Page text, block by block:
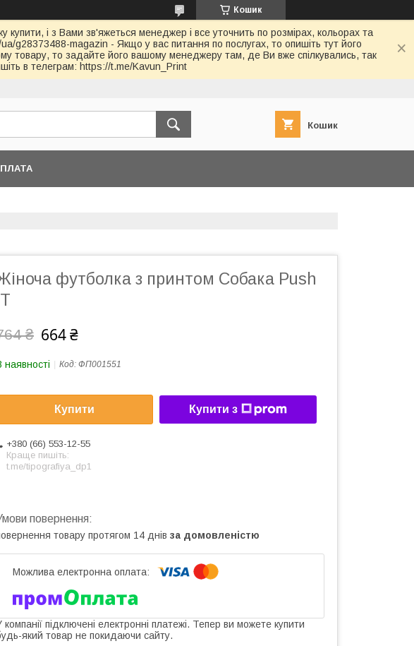
Кошик
і з Вами зв'яжеться менеджер і все уточнить по розмірах, кольорах та
g28373488-magazin - Якщо у вас питання по послугах, то опишіть тут його
товару, то задайте його вашому менеджеру там, де Ви вже спілкувались, так
в телеграм: https://t.me/Kavun_Print
Кошик
футболка з принтом Собака Push
₴ 664 ₴
наявності Код: ФП001551
Купити Купити з
+380 (66) 553-12-55
Краще пишіть:
t.me/tipografiya_dp1
товару протягом 14 днів за домовленістю
компанії підключені електронні платежі. Тепер ви можете купити
який товар не покидаючи сайту.